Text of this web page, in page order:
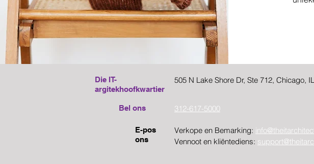
Die IT-
argitekhoofkwartier
505 N Lake Shore Dr, Ste 712, Chicago,
Bel ons 312-617-5000
E-pos
ons
Verkope en Bemarking:
Vennoot en kliëntediens: